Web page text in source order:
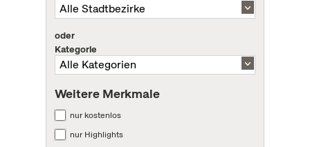
oder
Kategorie
Weitere Merkmale
nur kostenlos
nur Highlights